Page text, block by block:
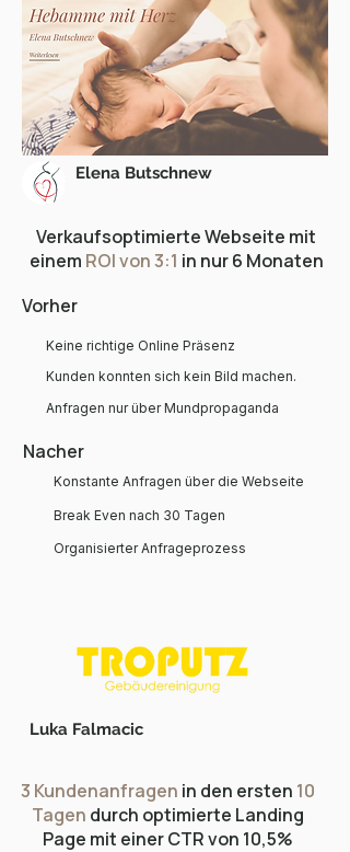
Elena Butschnew
Verkaufsoptimierte Webseite mit
einem ROI von 3:1 in nur 6 Monaten
Vorher
Keine richtige Online Präsenz
Kunden konnten sich kein Bild machen.
Anfragen nur über Mundpropaganda
Nacher
Konstante Anfragen über die Webseite
Break Even nach 30 Tagen
Organisierter Anfrageprozess
Luka Falmacic
3 Kundenanfragen in den ersten 10
Tagen durch optimierte Landing
Page mit einer CTR von 10,5%